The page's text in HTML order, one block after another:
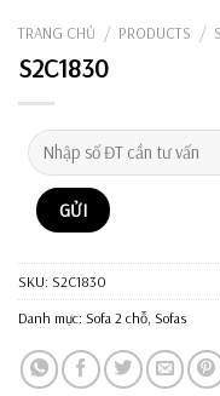
TRANG CHỦ / PRODUCTS /
S2C1830
SKU: S2C1830
Danh mục: Sofa 2 chỗ Sofas